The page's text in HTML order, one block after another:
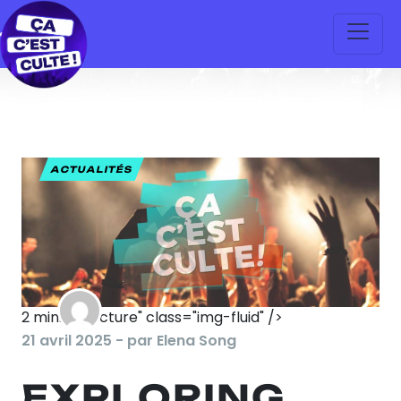
2 min. de lecture" class="img-fluid" />
ACTUALITÉS
21 avril 2025 - par Elena Song